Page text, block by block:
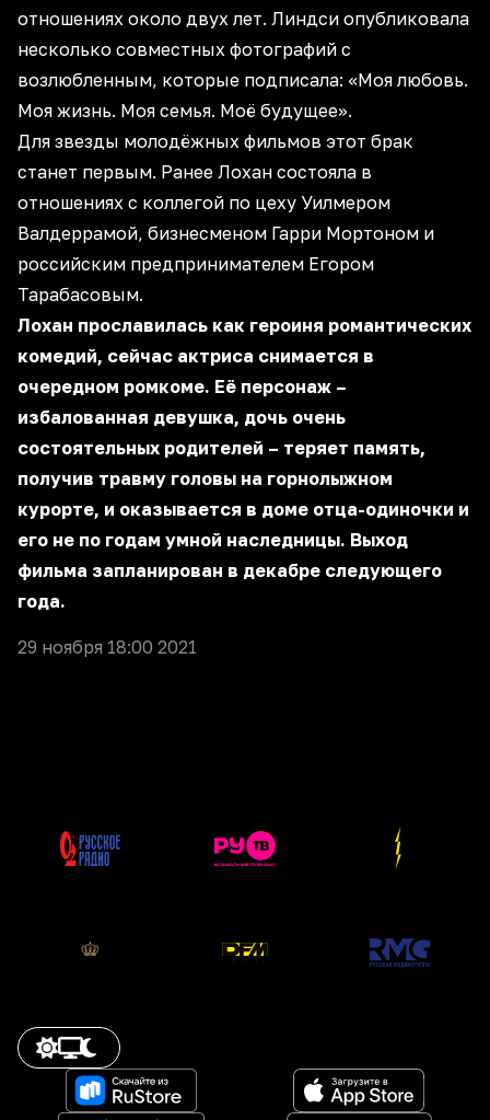
отношениях около двух лет. Линдси опубликовала
несколько совместных фотографий с
возлюбленным, которые подписала: «Моя любовь.
Моя жизнь. Моя семья. Моё будущее».
Для звезды молодёжных фильмов этот брак
станет первым. Ранее Лохан состояла в
отношениях с коллегой по цеху Уилмером
Валдеррамой, бизнесменом Гарри Мортоном и
российским предпринимателем Егором
Тарабасовым.
Лохан прославилась как героиня романтических
комедий, сейчас актриса снимается в
очередном ромкоме. Её персонаж –
избалованная девушка, дочь очень
состоятельных родителей – теряет память,
получив травму головы на горнолыжном
курорте, и оказывается в доме отца-одиночки и
его не по годам умной наследницы. Выход
фильма запланирован в декабре следующего
года.
29 ноября 18:00 2021